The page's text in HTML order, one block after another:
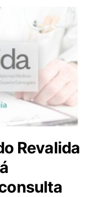
Revalida